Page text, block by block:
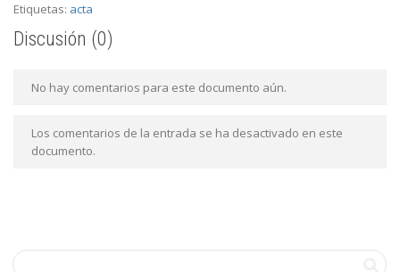
Etiquetas: acta
Discusión (0)
No hay comentarios para este documento aún.
Los comentarios de la entrada se ha desactivado en este
documento.